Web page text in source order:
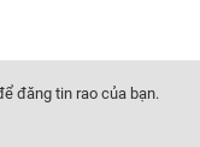
đăng tin rao của bạn.